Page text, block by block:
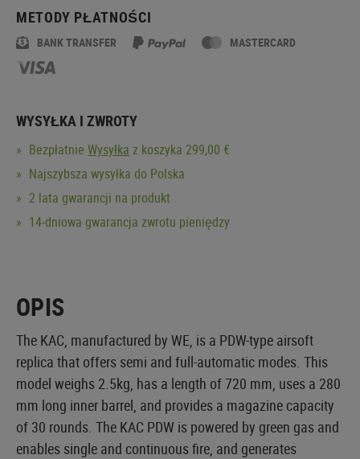
METODY PŁATNOŚCI
BANK TRANSFER MASTERCARD
WYSYŁKA I ZWROTY
Bezpłatnie Wysyłka z koszyka 299,00 €
Najszybsza wysyłka do Polska
2 lata gwarancji na produkt
14-dniowa gwarancja zwrotu pieniędzy
OPIS
The KAC, manufactured by WE, is a PDW-type airsoft
replica that offers semi and full-automatic modes. This
model weighs 2.5kg, has a length of 720 mm, uses a 280
mm long inner barrel, and provides a magazine capacity
of 30 rounds. The KAC PDW is powered by green gas and
enables single and continuous fire, and generates